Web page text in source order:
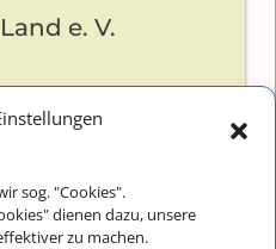
sog. "Cookies".
dienen dazu, unsere
zu machen.
e. V.